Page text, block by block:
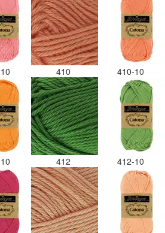
410 410-10
412 412-10